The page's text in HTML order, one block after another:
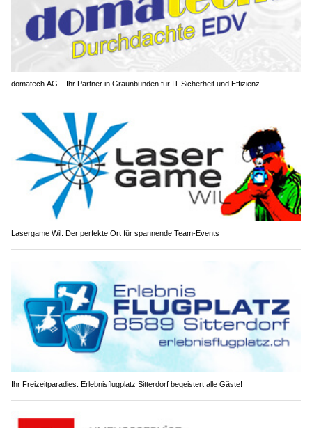
domatech AG – Ihr Partner in Graunbünden für IT-Sicherheit und Effizienz
Lasergame Wil: Der perfekte Ort für spannende Team-Events
Ihr Freizeitparadies: Erlebnisflugplatz Sitterdorf begeistert alle Gäste!